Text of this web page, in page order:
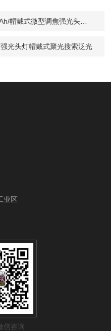
焦强光头灯充电式检修防汛IP65头戴式
光头灯帽戴式聚光搜索泛光
业区
信咨询